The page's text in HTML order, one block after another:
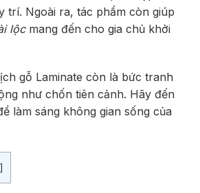
trí. Ngoài ra, tác phẩm còn giúp
lộcmang đến cho gia chủ khởi
gỗ Laminate còn là bức tranh
như chốn tiên cảnh. Hãy đến
làm sáng không gian sống của
]